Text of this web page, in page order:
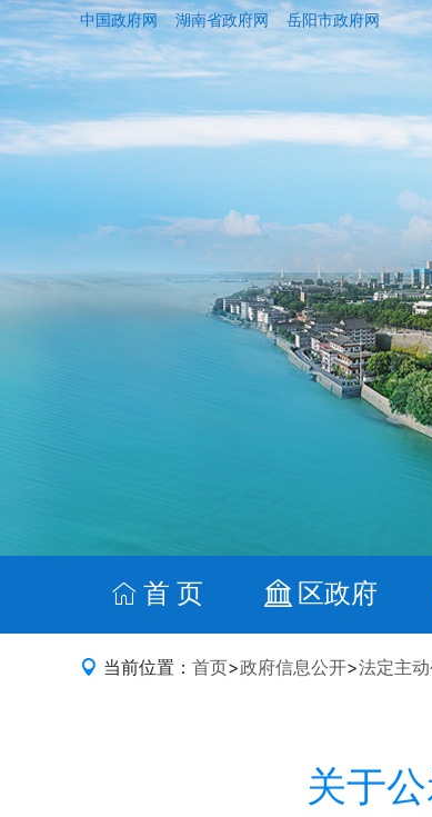
中国政府网 湖南省政府网 岳阳市政府网
首 页 区政府
当前位置： 首页>政府信息公开>法定主
关于